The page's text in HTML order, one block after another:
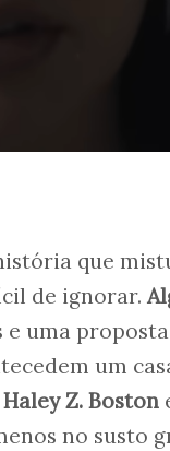
que
de ignorar.
uma
um
Haley Z. Boston
no susto